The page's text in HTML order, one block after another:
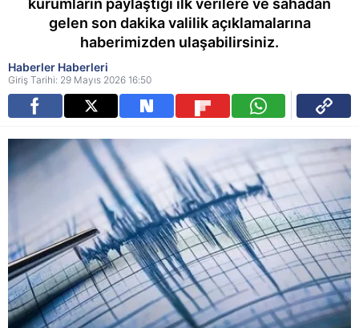
kurumların paylaştığı ilk verilere ve sahadan
gelen son dakika valilik açıklamalarına
haberimizden ulaşabilirsiniz.
Haberler Haberleri
Giriş Tarihi: 29 Mayıs 2026 16:50